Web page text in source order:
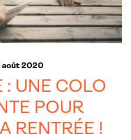
août 2020
: UNE COLO
POUR
RENTRÉE !